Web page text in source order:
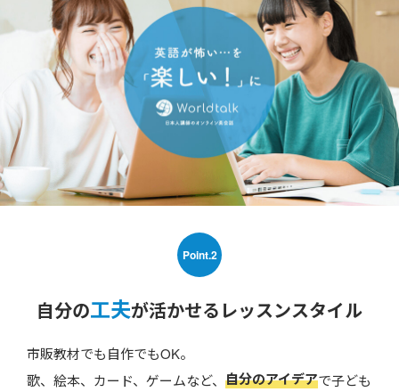
Point.2
自分の工夫が活かせるレッスンスタイル
市販教材でも自作でもOK。
歌、絵本、カード、ゲームなど、 自分のアイデアで子ども